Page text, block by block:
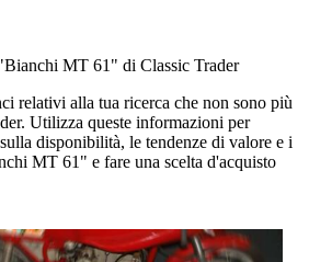
MT 61" di Classic Trader
relativi alla tua ricerca che non sono più
Utilizza queste informazioni per
disponibilità, le tendenze di valore e i
MT 61" e fare una scelta d'acquisto